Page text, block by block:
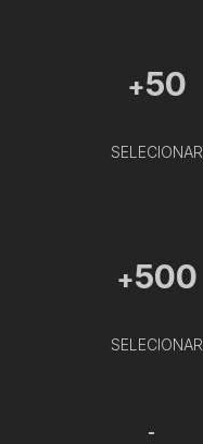
+50
SELECIONAR
+500
SELECIONAR
-